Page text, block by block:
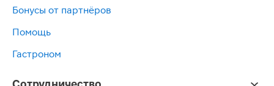
Бонусы от партнёров
Помощь
Гастроном